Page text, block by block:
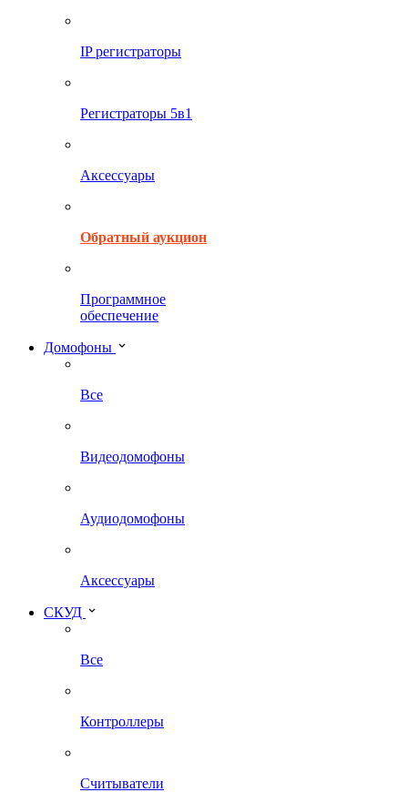
IP регистраторы
Регистраторы 5в1
Аксессуары
Обратный аукцион
Программное
обеспечение
Домофоны
Все
Видеодомофоны
Аудиодомофоны
Аксессуары
СКУД
Все
Контроллеры
Считыватели